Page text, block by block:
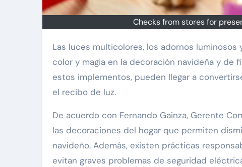
Checks from stores for
Las luces multicolores, los adornos luminosos y otros accesorios eléctricos son elementos que aportan
color y magia en la decoración navideña y de
estos implementos, pueden llegar a
el recibo de luz.
De acuerdo con Fernando Gainza, Gerente
las decoraciones del hogar que permiten
navideño. Además, existen prácticas
evitan graves problemas de seguridad